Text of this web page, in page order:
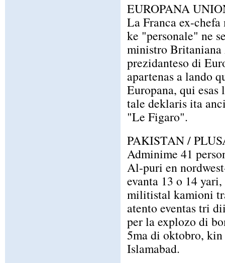
EUROPANA
La Franca ex-
ke "personale" ne
ministro
prezidanteso di
apartenas a lando
Europana, qui
tale deklaris ita
"Le Figaro".
PAKISTAN /
Adminime 41
Al-puri en
evanta 13 o 14
militistal kamioni
atento eventas tri
per la explozo di
5ma di oktobro,
Islamabad.